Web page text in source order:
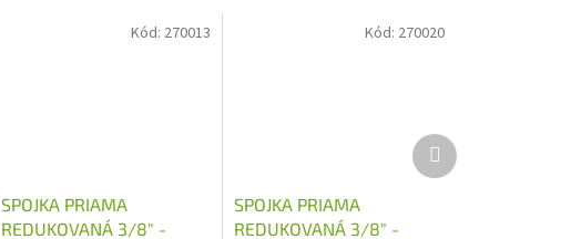
SPOJKA PRIAMA
REDUKOVANÁ 3/8" -
Kód: 270013
SPOJKA PRIAMA
REDUKOVANÁ 3/8" -
Kód: 270020
Ďalší
produkt